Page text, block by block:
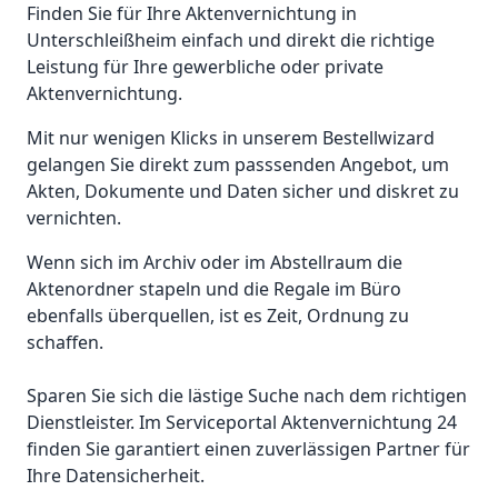
Finden Sie für Ihre Aktenvernichtung in
Unterschleißheim einfach und direkt die richtige
Leistung für Ihre gewerbliche oder private
Aktenvernichtung.
Mit nur wenigen Klicks in unserem Bestellwizard
gelangen Sie direkt zum passsenden Angebot, um
Akten, Dokumente und Daten sicher und diskret zu
vernichten.
Wenn sich im Archiv oder im Abstellraum die
Aktenordner stapeln und die Regale im Büro
ebenfalls überquellen, ist es Zeit, Ordnung zu
schaffen.
Sparen Sie sich die lästige Suche nach dem richtigen
Dienstleister. Im Serviceportal Aktenvernichtung 24
finden Sie garantiert einen zuverlässigen Partner für
Ihre Datensicherheit.